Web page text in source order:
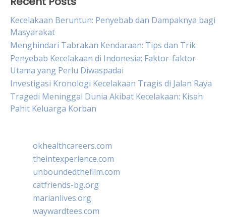
Kecelakaan Beruntun: Penyebab dan Dampaknya bagi
Masyarakat
Menghindari Tabrakan Kendaraan: Tips dan Trik
Penyebab Kecelakaan di Indonesia: Faktor-faktor
Utama yang Perlu Diwaspadai
Investigasi Kronologi Kecelakaan Tragis di Jalan Raya
Tragedi Meninggal Dunia Akibat Kecelakaan: Kisah
Pahit Keluarga Korban
okhealthcareers.com
theintexperience.com
unboundedthefilm.com
catfriends-bg.org
marianlives.org
waywardtees.com